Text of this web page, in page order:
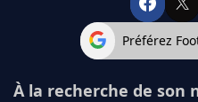
Préférez
À la recherche de son